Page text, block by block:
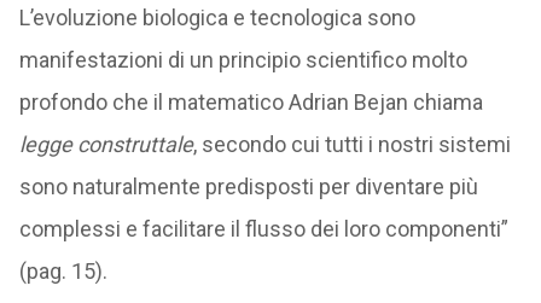
L’evoluzione biologica e tecnologica sono
manifestazioni di un principio scientifico molto
profondo che il matematico Adrian Bejan chiama
legge construttale, secondo cui tutti i nostri sistemi
sono naturalmente predisposti per diventare più
complessi e facilitare il flusso dei loro componenti”
(pag. 15).